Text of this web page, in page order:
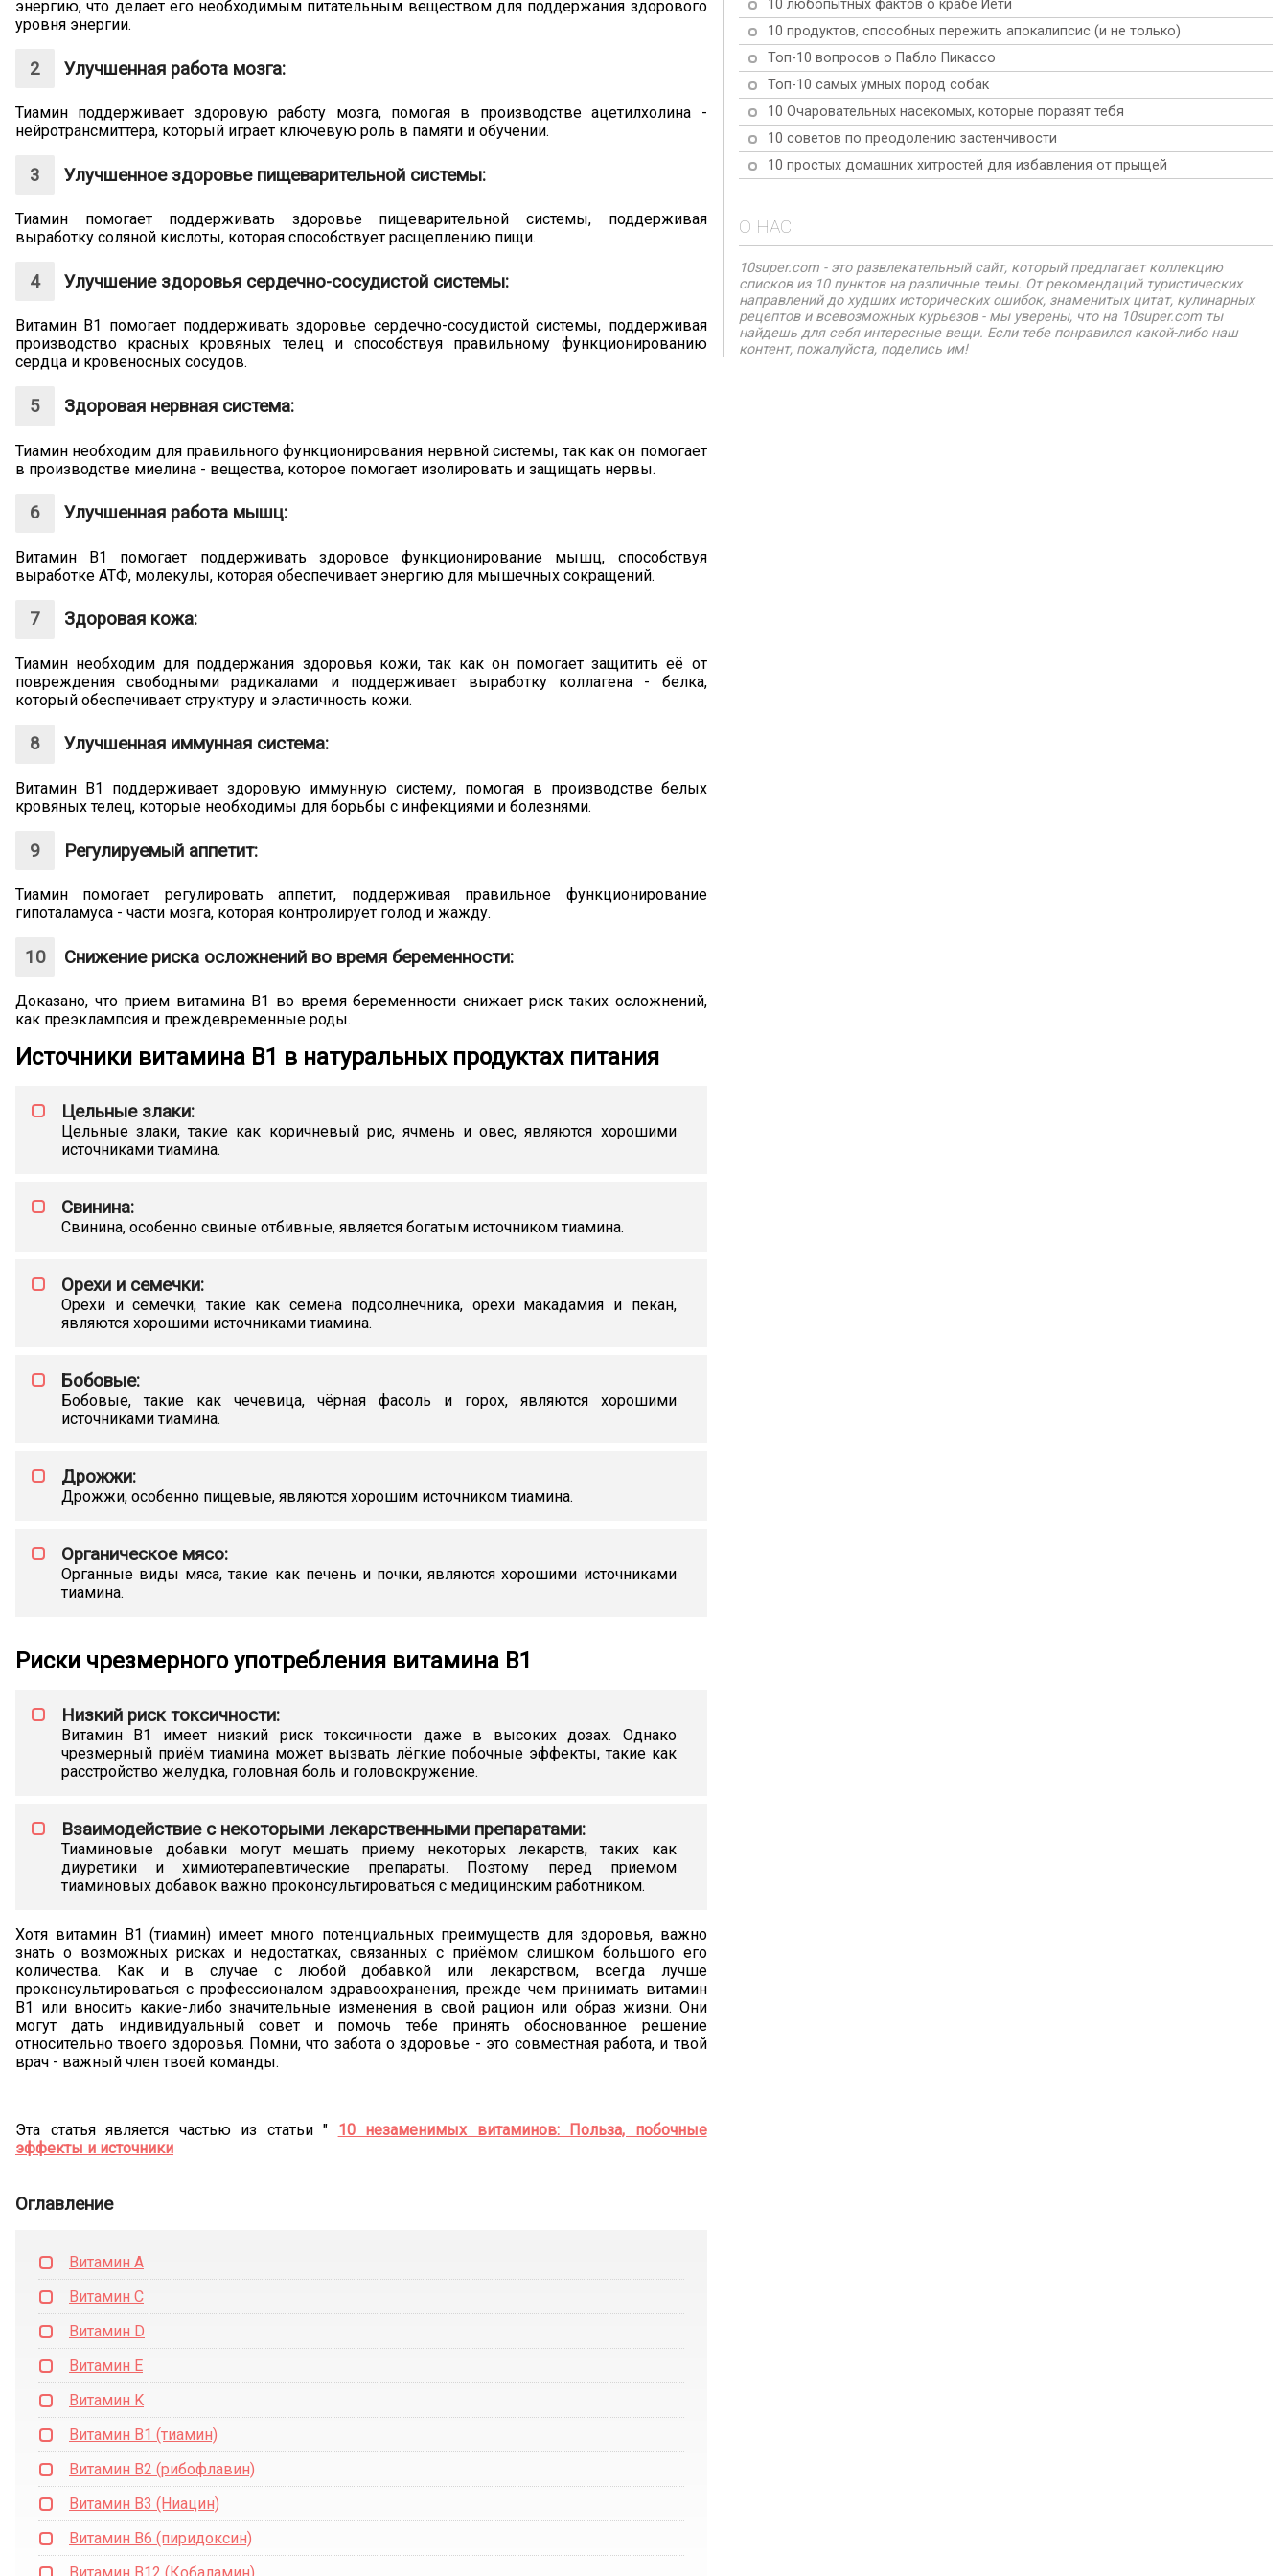
энергию, что делает его необходимым питательным веществом для поддержания здорового
уровня энергии.
Улучшенная работа мозга:
Тиамин поддерживает здоровую работу мозга, помогая в производстве ацетилхолина -
нейротрансмиттера, который играет ключевую роль в памяти и обучении.
Улучшенное здоровье пищеварительной системы:
Тиамин помогает поддерживать здоровье пищеварительной системы, поддерживая
выработку соляной кислоты, которая способствует расщеплению пищи.
Улучшение здоровья сердечно-сосудистой системы:
Витамин В1 помогает поддерживать здоровье сердечно-сосудистой системы, поддерживая
производство красных кровяных телец и способствуя правильному функционированию
сердца и кровеносных сосудов.
Здоровая нервная система:
Тиамин необходим для правильного функционирования нервной системы, так как он помогает
в производстве миелина - вещества, которое помогает изолировать и защищать нервы.
Улучшенная работа мышц:
Витамин В1 помогает поддерживать здоровое функционирование мышц, способствуя
выработке АТФ, молекулы, которая обеспечивает энергию для мышечных сокращений.
Здоровая кожа:
Тиамин необходим для поддержания здоровья кожи, так как он помогает защитить её от
повреждения свободными радикалами и поддерживает выработку коллагена - белка,
который обеспечивает структуру и эластичность кожи.
Улучшенная иммунная система:
Витамин В1 поддерживает здоровую иммунную систему, помогая в производстве белых
кровяных телец, которые необходимы для борьбы с инфекциями и болезнями.
Регулируемый аппетит:
Тиамин помогает регулировать аппетит, поддерживая правильное функционирование
гипоталамуса - части мозга, которая контролирует голод и жажду.
Снижение риска осложнений во время беременности:
Доказано, что прием витамина В1 во время беременности снижает риск таких осложнений,
как преэклампсия и преждевременные роды.
Источники витамина В1 в натуральных продуктах питания
Цельные злаки:
Цельные злаки, такие как коричневый рис, ячмень и овес, являются хорошими
источниками тиамина.
Свинина:
Свинина, особенно свиные отбивные, является богатым источником тиамина.
Орехи и семечки:
Орехи и семечки, такие как семена подсолнечника, орехи макадамия и пекан,
являются хорошими источниками тиамина.
Бобовые:
Бобовые, такие как чечевица, чёрная фасоль и горох, являются хорошими
источниками тиамина.
Дрожжи:
Дрожжи, особенно пищевые, являются хорошим источником тиамина.
Органическое мясо:
Органные виды мяса, такие как печень и почки, являются хорошими источниками
тиамина.
Риски чрезмерного употребления витамина В1
Низкий риск токсичности:
Витамин В1 имеет низкий риск токсичности даже в высоких дозах. Однако
чрезмерный приём тиамина может вызвать лёгкие побочные эффекты, такие как
расстройство желудка, головная боль и головокружение.
Взаимодействие с некоторыми лекарственными препаратами:
Тиаминовые добавки могут мешать приему некоторых лекарств, таких как
диуретики и химиотерапевтические препараты. Поэтому перед приемом
тиаминовых добавок важно проконсультироваться с медицинским работником.
Хотя витамин В1 (тиамин) имеет много потенциальных преимуществ для здоровья, важно
знать о возможных рисках и недостатках, связанных с приёмом слишком большого его
количества. Как и в случае с любой добавкой или лекарством, всегда лучше
проконсультироваться с профессионалом здравоохранения, прежде чем принимать витамин
В1 или вносить какие-либо значительные изменения в свой рацион или образ жизни. Они
могут дать индивидуальный совет и помочь тебе принять обоснованное решение
относительно твоего здоровья. Помни, что забота о здоровье - это совместная работа, и твой
врач - важный член твоей команды.
Эта статья является частью из статьи " 10 незаменимых витаминов: Польза, побочные
эффекты и источники
Оглавление
Витамин А
Витамин C
Витамин D
Витамин Е
Витамин K
Витамин В1 (тиамин)
Витамин В2 (рибофлавин)
Витамин В3 (Ниацин)
Витамин В6 (пиридоксин)
вопросы. Итак... давай погрузимся внутрь и узнаем
ответы на 10 самых популярных вопросов об алоэ
вера!
многочисленным преимуществам для здоровья и
красоты. От стимулирования роста волос до
улучшения текстуры кожи, узнай, как этот простой
ингредиент может произвести революцию в твоей
повседневной жизни 10 удивительными способами!
позволит тебе оставаться активным и энергичным на
протяжении всего напряженного рабочего дня.
10 любопытных фактов о крабе Йети
10 продуктов, способных пережить апокалипсис (и не только)
Топ-10 вопросов о Пабло Пикассо
Топ-10 самых умных пород собак
10 Очаровательных насекомых, которые поразят тебя
10 советов по преодолению застенчивости
10 простых домашних хитростей для избавления от прыщей
О НАС
10super.com - это развлекательный сайт, который предлагает коллекцию
списков из 10 пунктов на различные темы. От рекомендаций туристических
направлений до худших исторических ошибок, знаменитых цитат, кулинарных
рецептов и всевозможных курьезов - мы уверены, что на 10super.com ты
найдешь для себя интересные вещи. Если тебе понравился какой-либо наш
контент, пожалуйста, поделись им!